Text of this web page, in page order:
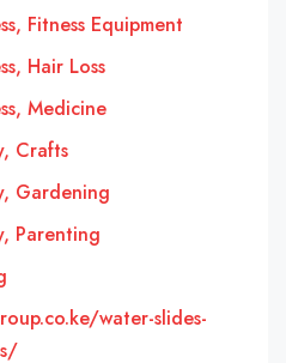
Fitness Equipment
Hair Loss
Medicine
Crafts
Gardening
Parenting
water-slides-